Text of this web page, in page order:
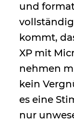
und
kommt,
XP mit
nehmen
kein
es eine
nur